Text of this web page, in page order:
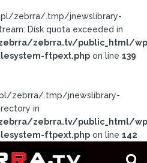
zebrra/.tmp/jnewslibrary-
Disk quota exceeded in
zebrra.tv/public_html/
ftpext.php on line 139
zebrra/.tmp/jnewslibrary-
in
zebrra.tv/public_html/
ftpext.php on line 142